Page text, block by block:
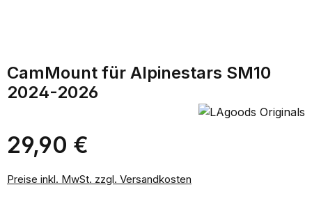
CamMount für Alpinestars SM10
2024-2026
Regulärer Preis:
29,90 €
Preise inkl. MwSt. zzgl. Versandkosten